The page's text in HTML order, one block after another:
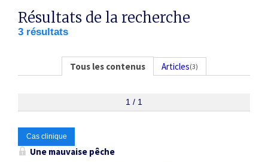
Recherche textuelle
Résultats de la recherche
3 résultats
Tous les contenus Articles(3)
1 / 1
Cas clinique
Une mauvaise pêche